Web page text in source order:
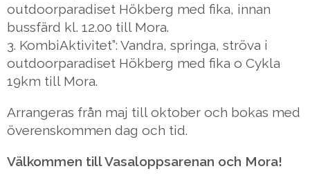
outdoorparadiset Hökberg med fika, innan
bussfärd kl. 12.00 till Mora.
3. KombiAktivitet”: Vandra, springa, ströva i
outdoorparadiset Hökberg med fika o Cykla
19km till Mora.
Arrangeras från maj till oktober och bokas med
överenskommen dag och tid.
Välkommen till Vasaloppsarenan och Mora!